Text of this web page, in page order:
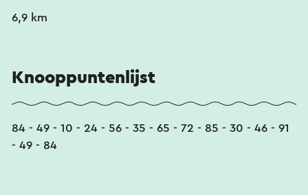
6,9 km
Knooppuntenlijst
84 - 49 - 10 - 24 - 56 - 35 - 65 - 72 - 85 - 30 - 46 - 91
- 49 - 84